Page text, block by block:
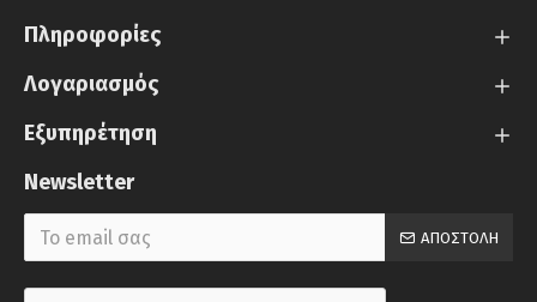
Πληροφορίες
Λογαριασμός
Εξυπηρέτηση
Newsletter
ΑΠΟΣΤΟΛΉ